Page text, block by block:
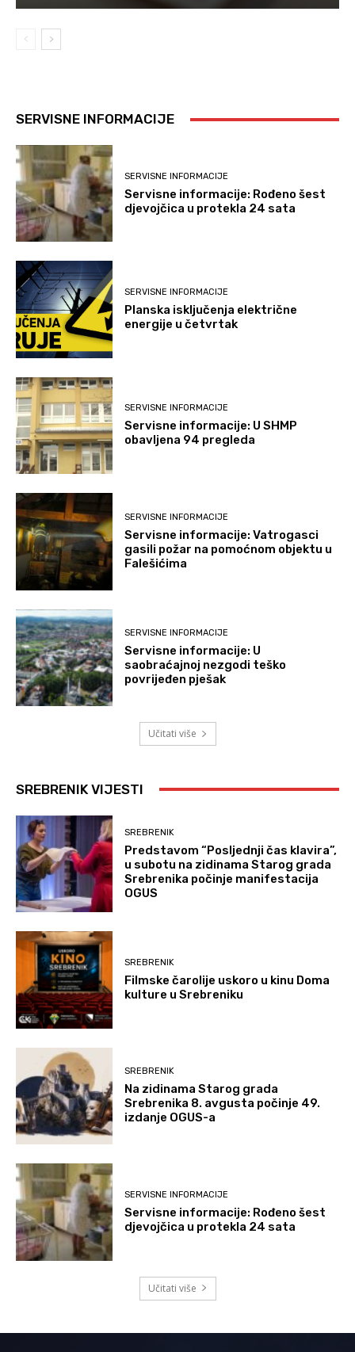
SERVISNE INFORMACIJE
SERVISNE INFORMACIJE
Servisne informacije: Rođeno šest
djevojčica u protekla 24 sata
SERVISNE INFORMACIJE
Planska isključenja električne
energije u četvrtak
SERVISNE INFORMACIJE
Servisne informacije: U SHMP
obavljena 94 pregleda
SERVISNE INFORMACIJE
Servisne informacije: Vatrogasci
gasili požar na pomoćnom objektu u
Falešićima
SERVISNE INFORMACIJE
Servisne informacije: U
saobraćajnoj nezgodi teško
povrijeđen pješak
Učitati više
SREBRENIK VIJESTI
SREBRENIK
Predstavom “Posljednji čas klavira”,
u subotu na zidinama Starog grada
Srebrenika počinje manifestacija
OGUS
SREBRENIK
Filmske čarolije uskoro u kinu Doma
kulture u Srebreniku
SREBRENIK
Na zidinama Starog grada
Srebrenika 8. avgusta počinje 49.
izdanje OGUS-a
SERVISNE INFORMACIJE
Servisne informacije: Rođeno šest
djevojčica u protekla 24 sata
Učitati više